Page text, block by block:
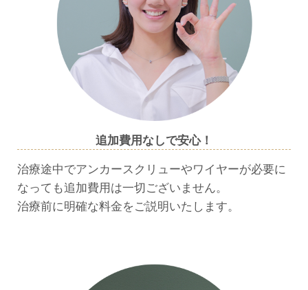
追加費用なしで安心！
治療途中でアンカースクリューやワイヤーが必要に
なっても追加費用は一切ございません。
治療前に明確な料金をご説明いたします。